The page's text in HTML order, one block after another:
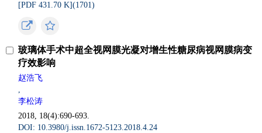
[PDF 431.70 K](1701)
玻璃体手术中超全视网膜光凝对增生性糖尿病视网膜病变
疗效影响
赵浩飞
,
李松涛
2018, 18(4):690-693.
DOI: 10.3980/j.issn.1672-5123.2018.4.24